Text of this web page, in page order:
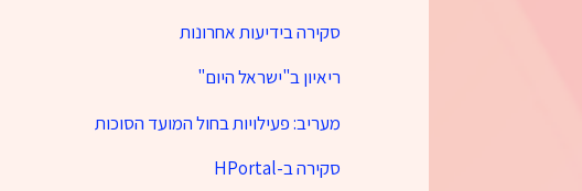
סקירה בידיעות אחרונות
ריאיון ב"ישראל היום"
מעריב: פעילויות בחול המועד הסוכות
סקירה ב-HPortal